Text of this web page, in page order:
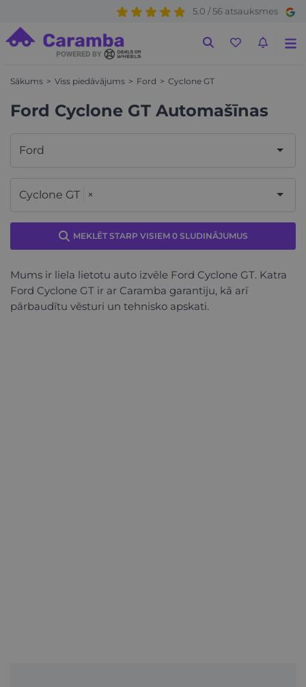
5.0 / 56 atsauksmes
Sākums Viss piedāvājums Ford Cyclone GT
Ford Cyclone GT Automašīnas
Ford
Cyclone GT ×
MEKLĒT STARP VISIEM 0 SLUDINĀJUMUS
Mums ir liela lietotu auto izvēle Ford Cyclone GT. Katra
Ford Cyclone GT ir ar Caramba garantiju, kā arī
pārbaudītu vēsturi un tehnisko apskati.